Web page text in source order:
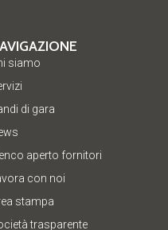
siamo
di gara
aperto fornitori
con noi
stampa
trasparente